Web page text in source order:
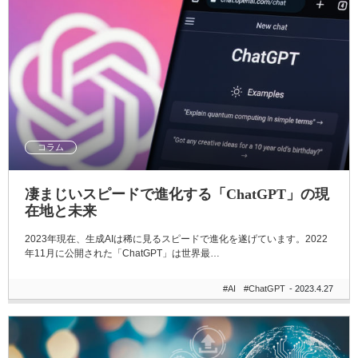
コラム
凄まじいスピードで進化する「ChatGPT」の現
在地と未来
2023年現在、生成AIは稀に見るスピードで進化を遂げています。2022
年11月に公開された「ChatGPT」は世界最…
#AI #ChatGPT - 2023.4.27